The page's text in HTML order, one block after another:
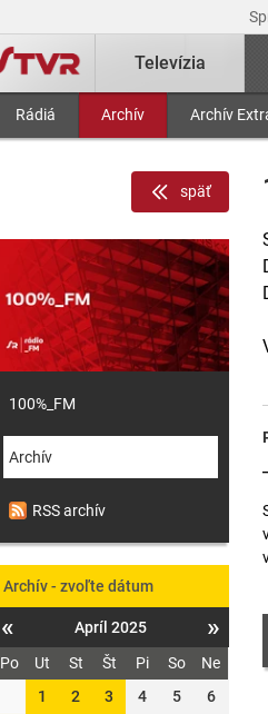
Televízia
Rádiá Archív Archív
späť
100%_FM
Archív
RSS archív
Archív - zvoľte dátum
« Apríl 2025 »
Po Ut St Št Pi So
Ne
1
2 3 4 5
6